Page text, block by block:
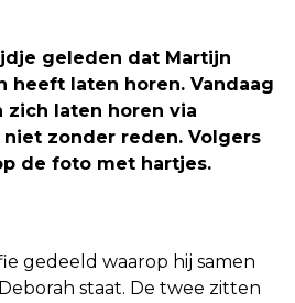
geleden dat Martijn
heeft laten horen. Vandaag
zich laten horen via
niet zonder reden. Volgers
de foto met hartjes.
gedeeld waarop hij samen
staat. De twee zitten